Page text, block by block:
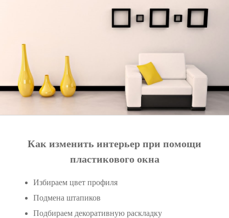
Как изменить интерьер при помощи
пластикового окна
Избираем цвет профиля
Подмена штапиков
Подбираем декоративную раскладку